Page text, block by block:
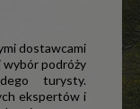
dostawcami
wybór podróży
turysty.
ekspertów i